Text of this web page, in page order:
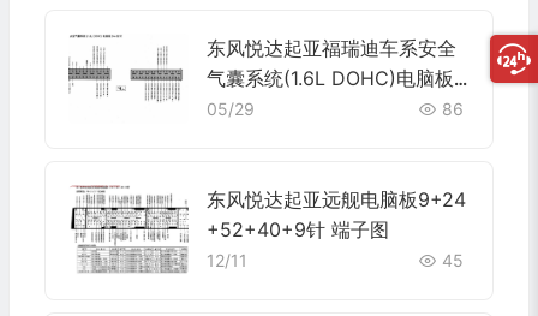
东风悦达起亚福瑞迪车系安全
气囊系统(1.6L DOHC)电脑板2
4+32针端子
05/29 86
东风悦达起亚远舰电脑板9+24
+52+40+9针 端子图
12/11 45